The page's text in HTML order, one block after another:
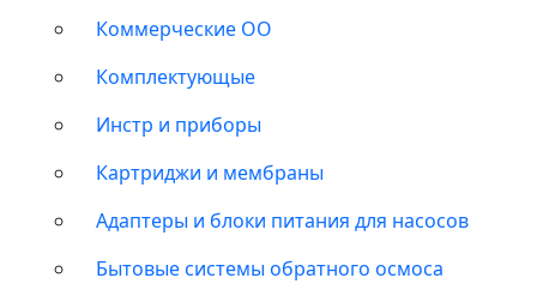
Коммерческие ОО
Комплектующые
Инстр и приборы
Картриджи и мембраны
Адаптеры и блоки питания для насосов
Бытовые системы обратного осмоса